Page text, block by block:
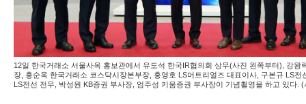
12일 한국거래소 서울사옥 홍보관에서 유도석 한국IR협의회 상무(사진 왼쪽부터), 강왕
장, 홍순욱 한국거래소 코스닥시장본부장, 홍영호 LS머트리얼즈 대표이사, 구본규 LS전
LS전선 전무, 박성원 KB증권 부사장, 엄주성 키움증권 부사장이 기념쵤영을 하고 있다.